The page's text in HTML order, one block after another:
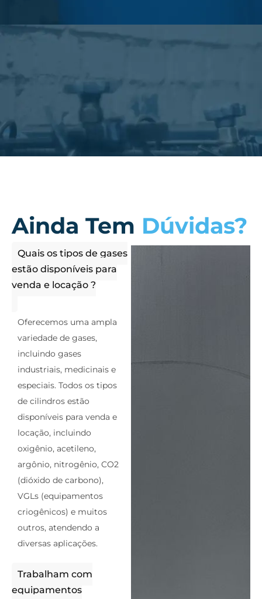
Ainda Tem Dúvidas?
Quais os tipos de gases
estão disponíveis para
venda e locação ?
Oferecemos uma ampla
variedade de gases,
incluindo gases
industriais, medicinais e
especiais. Todos os tipos
de cilindros estão
disponíveis para venda e
locação, incluindo
oxigênio, acetileno,
argônio, nitrogênio, CO2
(dióxido de carbono),
VGLs (equipamentos
criogênicos) e muitos
outros, atendendo a
diversas aplicações.
Trabalham com
equipamentos